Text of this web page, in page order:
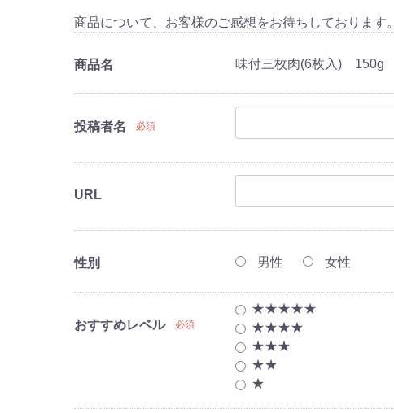
商品について、お客様のご感想をお待ちしております。
商品名 味付三枚肉(6枚入) 150g
投稿者名 必須
URL
性別 男性 女性
おすすめレベル 必須
★★★★★
★★★★
★★★
★★
★